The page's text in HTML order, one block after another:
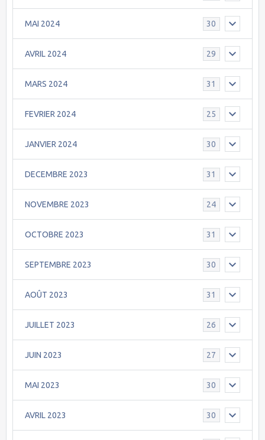
MAI 2024 30
AVRIL 2024 29
MARS 2024 31
FEVRIER 2024 25
JANVIER 2024 30
DECEMBRE 2023 31
NOVEMBRE 2023 24
OCTOBRE 2023 31
SEPTEMBRE 2023 30
AOÛT 2023 31
JUILLET 2023 26
JUIN 2023 27
MAI 2023 30
AVRIL 2023 30